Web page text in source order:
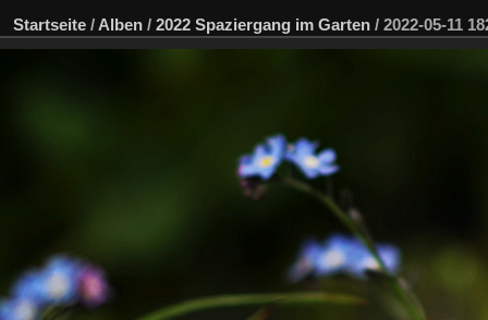
Startseite / Alben / 2022 Spaziergang im Garten / 2022-05-11